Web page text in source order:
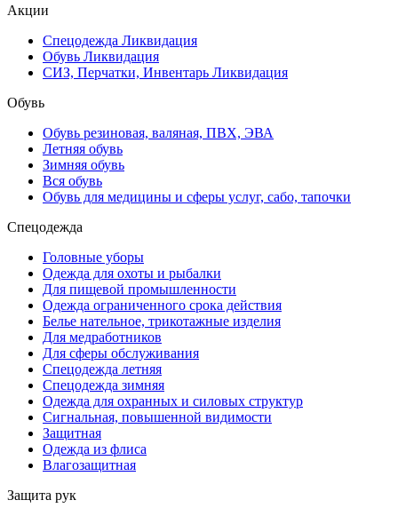
Акции
Спецодежда Ликвидация
Обувь Ликвидация
СИЗ, Перчатки, Инвентарь Ликвидация
Обувь
Обувь резиновая, валяная, ПВХ, ЭВА
Летняя обувь
Зимняя обувь
Вся обувь
Обувь для медицины и сферы услуг, сабо, тапочки
Спецодежда
Головные уборы
Одежда для охоты и рыбалки
Для пищевой промышленности
Одежда ограниченного срока действия
Белье нательное, трикотажные изделия
Для медработников
Для сферы обслуживания
Спецодежда летняя
Спецодежда зимняя
Одежда для охранных и силовых структур
Сигнальная, повышенной видимости
Защитная
Одежда из флиса
Влагозащитная
Защита рук